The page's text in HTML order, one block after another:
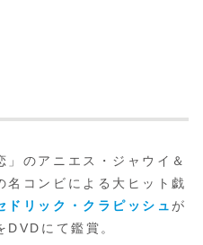
のアニエス・ジャウイ＆
名コンビによる大ヒット戯
ドリック・クラピッシュ が
DVDにて鑑賞。